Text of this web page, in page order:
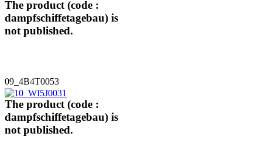
The product (code :
dampfschiffetagebau) is
not published.
09_4B4T0053
The product (code :
dampfschiffetagebau) is
not published.